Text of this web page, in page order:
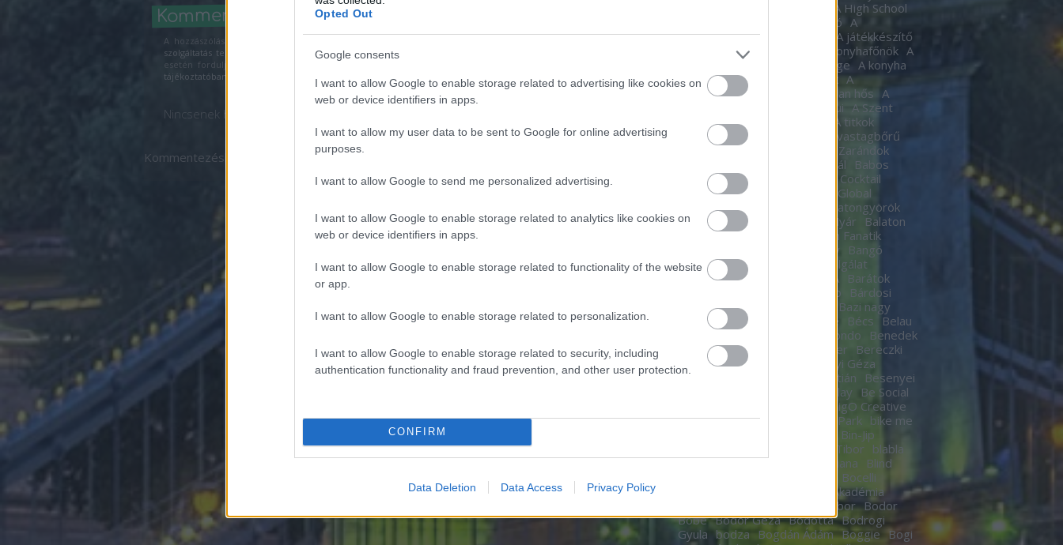
Opted Out
Google consents
I want to allow Google to enable storage related to advertising like cookies on
web or device identifiers in apps.
I want to allow my user data to be sent to Google for online advertising
purposes.
I want to allow Google to send me personalized advertising.
I want to allow Google to enable storage related to analytics like cookies on
web or device identifiers in apps.
I want to allow Google to enable storage related to functionality of the website
or app.
I want to allow Google to enable storage related to personalization.
I want to allow Google to enable storage related to security, including
authentication functionality and fraud prevention, and other user protection.
CONFIRM
Data Deletion Data Access Privacy Policy
Kommentek:
A hozzászólások a
szolgáltatás technikai
üzemeltetője semmilyen felelősséget nem vállal, azokat nem ellenőrzi. Kifogás
esetén forduljon a blog szerkesztőjéhez. Részletek a
tájékoztatóban
Nincsenek hozzászólások.
Kommentezéshez , vagyregisztrálj
A High School
A Hindenburg léghajó A
Játékkészítő a játékkészítő
A játékkészítő
A Kocka A konyhafőnök A
A konyha Ördöge A konyha
ördöge A Lámpagyújtogatók A
lámpagyújtogatók
A láthatatlan hős A
A pokol kapui A Szent
A templomos lovagok
A titkok
könyvtára
A torony hősei
A vastagbőrű
mimóza A vörös oroszlán
A Zarándok
B.my.Lake Fesztivál
Babos
Tímea baby
Bacardí Legacy Cocktail
Competition
Bacardí Legacy Global
Bakelit Balance
Balatongyörök
Balatoni Hacacáré
Balatoni Nyár
Balaton
Balázsy Panna
Balkán Fanatik
Baló György
Bangó
Margit Baptista Szeretetszolgálat
BARACKOS BUBORÉKTORTA Barátok
Barba Negra Music Club
Bárdosi
Sándor Bartendaz Hungary
Bazi nagy
francia lagzik
Bebe Bécs
Belau
Belmondo
Benedek
Ben Kingsley Ben Stiller
Bereczki
Zoltán Berek Kati
Bereményi Géza
Bereznay Tamás
Berki Krisztián
Besenyei
Betty Barclay
Be Social
BigO Creative
Studio Big Time Rush Bikás Park bike me
Bin-Jip
Bitskey Tibor blabla
Black Nail Cabaret
Blahalouisiana
Blind
Bocelli
Bocus D’Or Akadémia
Bödőcs Tibor Bodor
Böbe Bodor Géza Bódottá Bodrogi
Gyula bodza Bogdán Ádám Boggie
Bogi